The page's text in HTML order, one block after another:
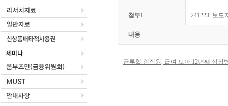
첨부1 241223_보도
내용
금투협 임직원, 급여 모아 12년째 심장